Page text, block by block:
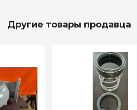
Другие товары продавца